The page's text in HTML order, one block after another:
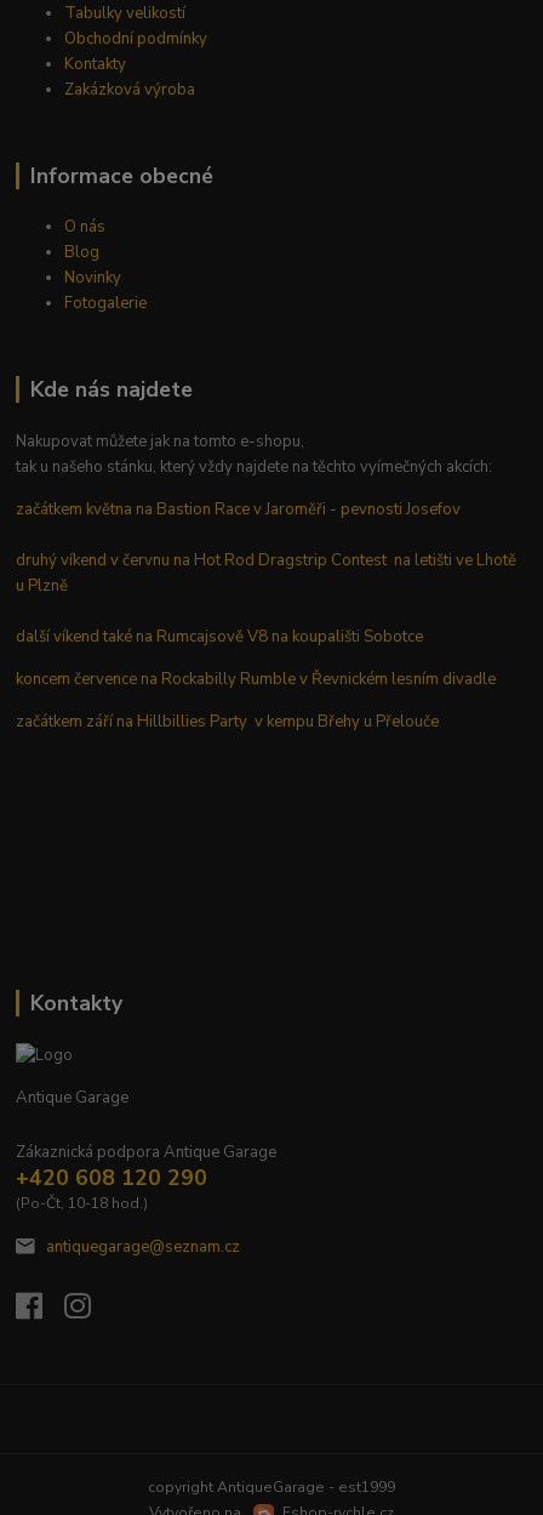
Tabulky velikostí
Obchodní podmínky
Kontakty
Zakázková výroba
Informace obecné
O nás
Blog
Novinky
Fotogalerie
Kde nás najdete
Nakupovat můžete jak na tomto e-shopu,
tak u našeho stánku, který vždy najdete na těchto vyímečných akcích:
začátkem května na Bastion Race v Jaroměři - pevnosti Josefov
druhý víkend v červnu na Hot Rod Dragstrip Contest na letišti ve Lhotě
u Plzně
další víkend také na Rumcajsově V8 na koupališti Sobotce
koncem července na Rockabilly Rumble v Řevnickém lesním divadle
začátkem září na Hillbillies Party v kempu Břehy u Přelouče
Kontakty
Antique Garage
Zákaznická podpora Antique Garage
+420 608 120 290
(Po-Čt, 10-18 hod.)
antiquegarage@seznam.cz
copyright AntiqueGarage - est1999